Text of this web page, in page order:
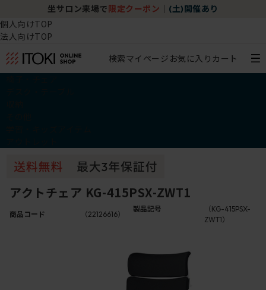
坐サロン来場で 限定クーポン (土)開催あり
個人向けTOP
法人向けTOP
検索マイページ お気に入り カート
アクトチェア KG-415PSX-ZWT1
商品コード （22126616）
製品記号
（KG-415PSX-
ZWT1）